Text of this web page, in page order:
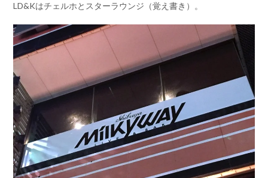
LD&Kはチェルホとスターラウンジ（覚え書き）。